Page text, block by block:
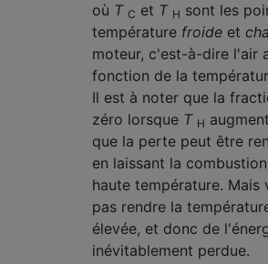
où T C et T H sont les
température froide et
moteur, c'est-à-dire l'air
fonction de la
Il est à noter que la
zéro lorsque T H
que la perte peut être
en laissant la
haute température. Mais
pas rendre la
élevée, et donc de
inévitablement perdue.